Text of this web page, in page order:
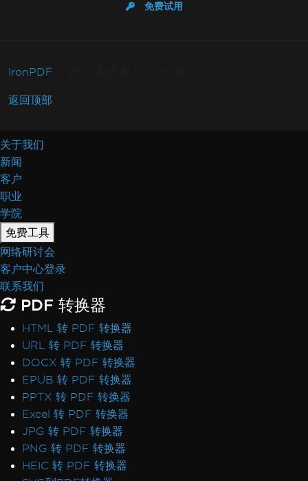
免费试用
IronPDF
返回顶部
关于我们
新闻
客户
职业
学院
免费工具
网络研讨会
客户中心登录
联系我们
PDF 转换器
HTML 转 PDF 转换器
URL 转 PDF 转换器
DOCX 转 PDF 转换器
EPUB 转 PDF 转换器
PPTX 转 PDF 转换器
Excel 转 PDF 转换器
JPG 转 PDF 转换器
PNG 转 PDF 转换器
HEIC 转 PDF 转换器